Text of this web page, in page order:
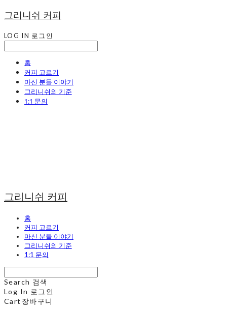
그리니쉬 커피
LOG IN 로그인
홈
커피 고르기
마신 분들 이야기
그리니쉬의 기준
1:1 문의
그리니쉬 커피
홈
커피 고르기
마신 분들 이야기
그리니쉬의 기준
1:1 문의
Search 검색
Log In 로그인
Cart 장바구니